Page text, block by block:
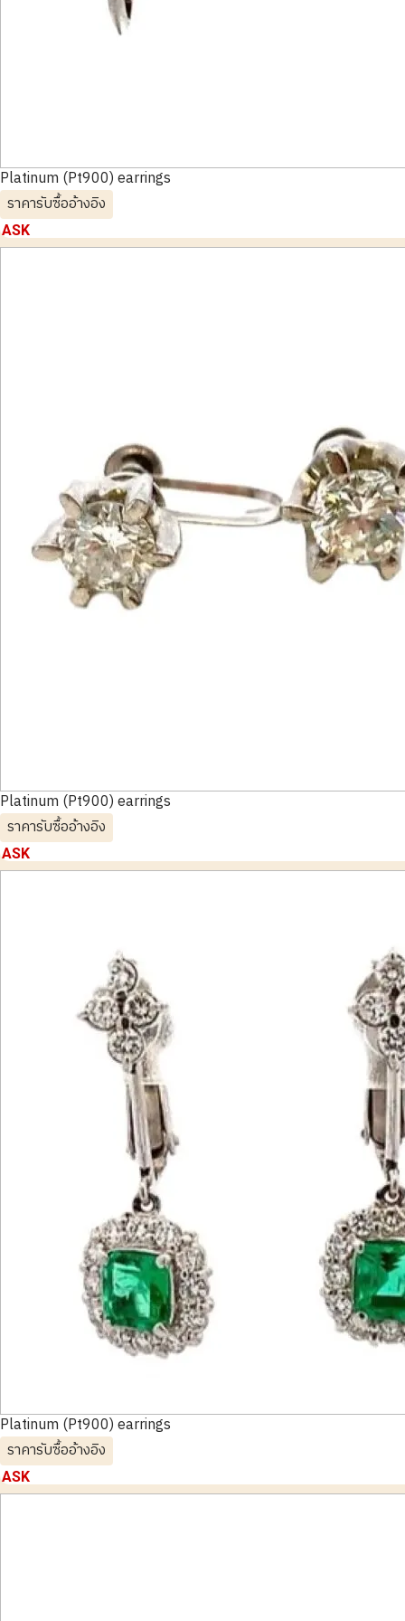
Platinum (Pt900) earrings
ราคารับซื้ออ้างอิง
ASK
Platinum (Pt900) earrings
ราคารับซื้ออ้างอิง
ASK
Platinum (Pt900) earrings
ราคารับซื้ออ้างอิง
ASK